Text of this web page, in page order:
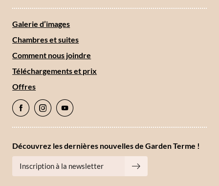
Galerie d’images
Chambres et suites
Comment nous joindre
Téléchargements et prix
Offres
Découvrez les dernières nouvelles de Garden Terme !
Inscription à la newsletter